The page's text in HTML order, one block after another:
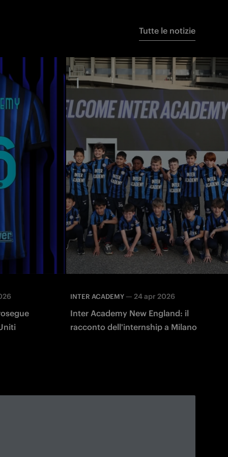
Tutte le notizie
INTER ACADEMY — 24 apr 2026
Inter Academy New England: il
racconto dell'internship a Milano